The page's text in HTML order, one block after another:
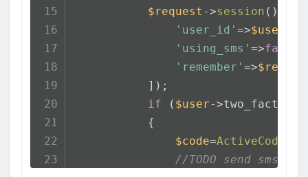
$request ->session ()->
'user_id' =>$user
'using_sms' =>false
'remember' =>
           ]);
if ( $user-
           {
$code=ActiveCode
//TODO send sms to